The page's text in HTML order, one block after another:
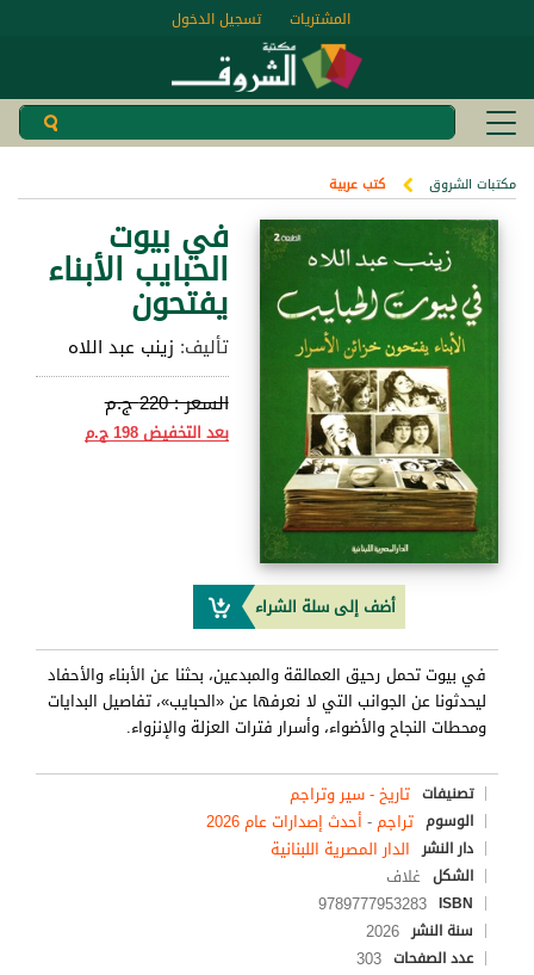
تسجيل الدخول المشتريات
مكتبات الشروق كتب عربية
في بيوت
الحبايب الأبناء
يفتحون
تأليف: زينب عبد اللاه
السعر :220 ج.م
بعد التخفيض198 ج.م
أضف إلى سلة الشراء
في بيوت تحمل رحيق العمالقة والمبدعين، بحثنا عن الأبناء والأحفاد
ليحدثونا عن الجوانب التي لا نعرفها عن «الحبايب»، تفاصيل البدايات
ومحطات النجاح والأضواء، وأسرار فترات العزلة والإنزواء.
تصنيفات تاريخ - سير وتراجم
الوسوم تراجم- أحدث إصدارات عام 2026
دار النشر الدار المصرية اللبنانية
الشكل غلاف
ISBN
9789777953283
سنة النشر 2026
عدد الصفحات 303